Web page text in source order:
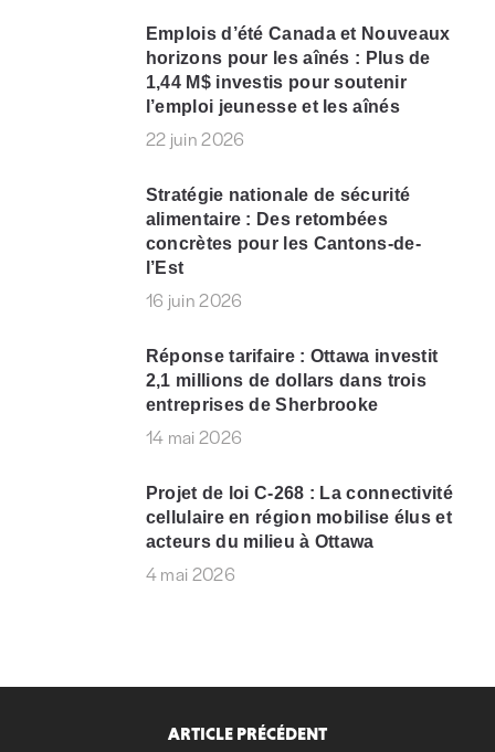
Emplois d’été Canada et Nouveaux
horizons pour les aînés : Plus de
1,44 M$ investis pour soutenir
l’emploi jeunesse et les aînés
22 juin 2026
Stratégie nationale de sécurité
alimentaire : Des retombées
concrètes pour les Cantons-de-
l’Est
16 juin 2026
Réponse tarifaire : Ottawa investit
2,1 millions de dollars dans trois
entreprises de Sherbrooke
14 mai 2026
Projet de loi C-268 : La connectivité
cellulaire en région mobilise élus et
acteurs du milieu à Ottawa
4 mai 2026
ARTICLE PRÉCÉDENT